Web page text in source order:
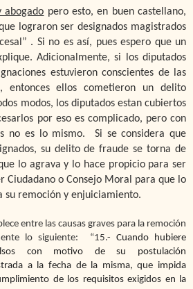
abogado pero esto, en buen castellano,
lograron ser designados magistrados
. Si no es así, pues espero que un
Adicionalmente, si los diputados
estuvieron conscientes de las
entonces ellos cometieron un delito
modos, los diputados estan cubiertos
por eso es complicado, pero con
no es lo mismo. Si se considera que
su delito de fraude se torna de
lo agrava y lo hace propicio para ser
Ciudadano o Consejo Moral para que lo
su remoción y enjuiciamiento.
entre las causas graves para la remoción
lo siguiente:
“15.- Cuando hubiere
con motivo de su postulación
a la fecha de la misma, que impida
de los requisitos exigidos en la